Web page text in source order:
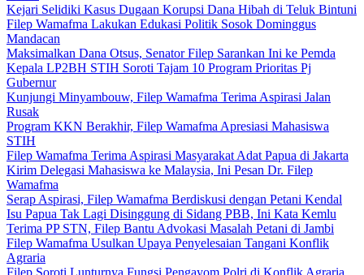
Kejari Selidiki Kasus Dugaan Korupsi Dana Hibah di Teluk Bintuni
Filep Wamafma Lakukan Edukasi Politik Sosok Dominggus
Mandacan
Maksimalkan Dana Otsus, Senator Filep Sarankan Ini ke Pemda
Kepala LP2BH STIH Soroti Tajam 10 Program Prioritas Pj
Gubernur
Kunjungi Minyambouw, Filep Wamafma Terima Aspirasi Jalan
Rusak
Program KKN Berakhir, Filep Wamafma Apresiasi Mahasiswa
STIH
Filep Wamafma Terima Aspirasi Masyarakat Adat Papua di Jakarta
Kirim Delegasi Mahasiswa ke Malaysia, Ini Pesan Dr. Filep
Wamafma
Serap Aspirasi, Filep Wamafma Berdiskusi dengan Petani Kendal
Isu Papua Tak Lagi Disinggung di Sidang PBB, Ini Kata Kemlu
Terima PP STN, Filep Bantu Advokasi Masalah Petani di Jambi
Filep Wamafma Usulkan Upaya Penyelesaian Tangani Konflik
Agraria
Filep Soroti Lunturnya Fungsi Pengayom Polri di Konflik Agraria